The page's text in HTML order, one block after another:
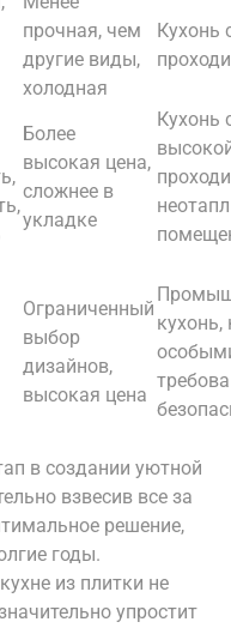
прочная, чем
другие виды,
холодная
Кухонь
Более
высокая цена,
сложнее в
укладке
Кухонь
Ограниченный
выбор
дизайнов,
высокая цена
кухонь,
в создании уютной
взвесив все за
решение,
годы.
из плитки не
упростит